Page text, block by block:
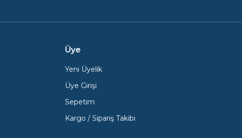
Üye
Yeni Üyelik
Üye Girişi
Sepetim
Kargo / Sipariş Takibi